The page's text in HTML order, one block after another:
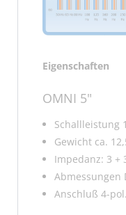
Eigenschaften
OMNI 5"
Schallleistung
Gewicht ca.
Impedanz: 3 +
Abmessungen
Anschluß 4-